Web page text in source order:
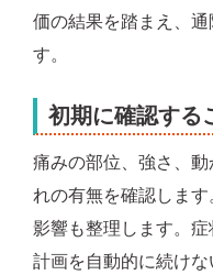
価の結果を踏まえ、
す。
初期に確認する
痛みの部位、強さ、
れの有無を確認しま
影響も整理します。
計画を自動的に続けな